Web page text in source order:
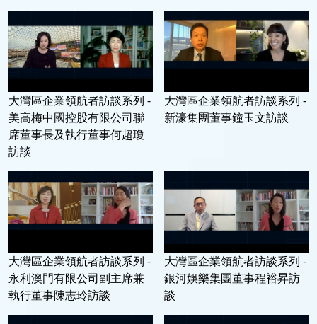
大灣區企業領航者訪談系列 -
美高梅中國控股有限公司聯
席董事長及執行董事何超瓊
訪談
大灣區企業領航者訪談系列 -
新濠集團董事鐘玉文訪談
大灣區企業領航者訪談系列 -
永利澳門有限公司副主席兼
執行董事陳志玲訪談
大灣區企業領航者訪談系列 -
銀河娛樂集團董事程裕昇訪
談